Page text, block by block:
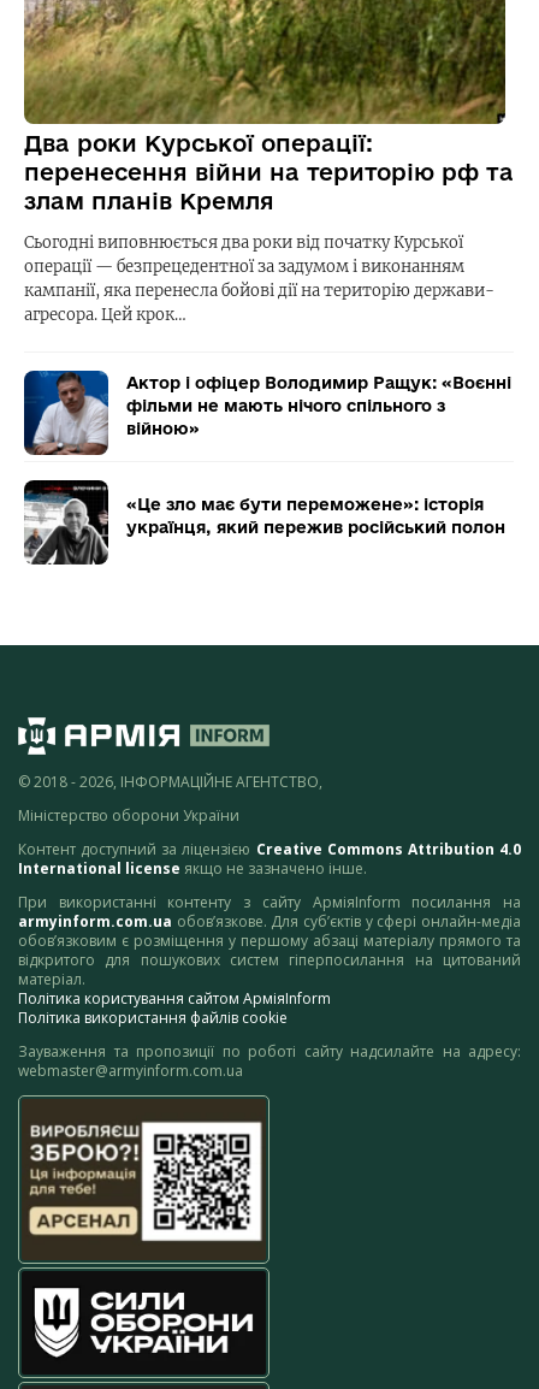
Два роки Курської операції:
перенесення війни на територію рф та
злам планів Кремля
Сьогодні виповнюється два роки від початку Курської
операції — безпрецедентної за задумом і виконанням
кампанії, яка перенесла бойові дії на територію держави-
агресора. Цей крок…
Актор і офіцер Володимир Ращук: «Воєнні
фільми не мають нічого спільного з
війною»
«Це зло має бути переможене»: історія
українця, який пережив російський полон
© 2018 - 2026, ІНФОРМАЦІЙНЕ АГЕНТСТВО,
Міністерство оборони України
Контент доступний за ліцензією Creative Commons Attribution 4.0
International license якщо не зазначено інше.
При використанні контенту з сайту АрміяInform посилання на
armyinform.com.ua обов’язкове. Для суб’єктів у сфері онлайн-медіа
обов’язковим є розміщення у першому абзаці матеріалу прямого та
відкритого для пошукових систем гіперпосилання на цитований
матеріал.
Політика користування сайтом АрміяInform
Політика використання файлів cookie
Зауваження та пропозиції по роботі сайту надсилайте на адресу:
webmaster@armyinform.com.ua